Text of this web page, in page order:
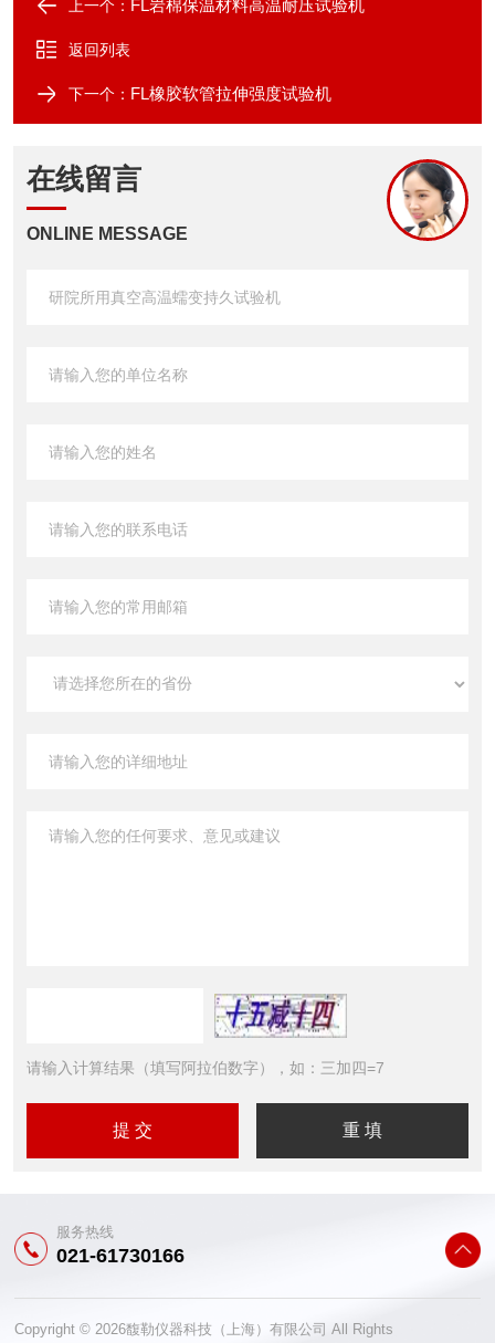
上一个： FL岩棉保温材料高温耐压试验机
返回列表
下一个： FL橡胶软管拉伸强度试验机
在线留言
ONLINE MESSAGE
请输入计算结果（填写阿拉伯数字），如：三加四=7
服务热线
021-61730166
Copyright © 2026馥勒仪器科技（上海）有限公司 All Rights